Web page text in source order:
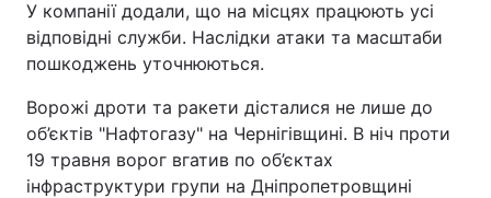
У компанії додали, що на місцях працюють усі
відповідні служби. Наслідки атаки та масштаби
пошкоджень уточнюються.
Ворожі дроти та ракети дісталися не лише до
об’єктів "Нафтогазу" на Чернігівщині. В ніч проти
19 травня ворог вгатив по об’єктах
інфраструктури групи на Дніпропетровщині